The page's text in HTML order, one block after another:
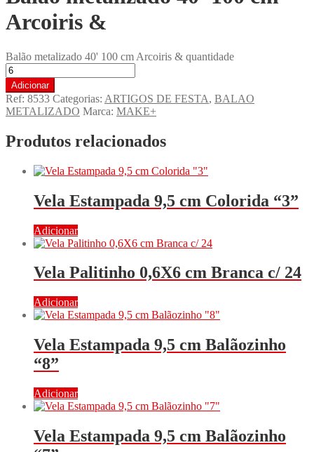
Arcoiris &
Balão metalizado 40' 100 cm Arcoiris & quantidade
Adicionar
Ref: 8533 Categorias: ARTIGOS DE FESTA, BALAO
METALIZADO Marca: MAKE+
Produtos relacionados
Vela Estampada 9,5 cm Colorida “3”
Adicionar
Vela Palitinho 0,6X6 cm Branca c/ 24
Adicionar
Vela Estampada 9,5 cm Balãozinho
“8”
Adicionar
Vela Estampada 9,5 cm Balãozinho